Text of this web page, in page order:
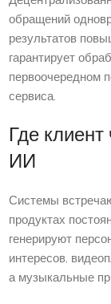
обращений
результатов
гарантирует
первоочередном
сервиса.
Где
ИИ
Системы
продуктах
генерируют
интересов,
а музыкальные